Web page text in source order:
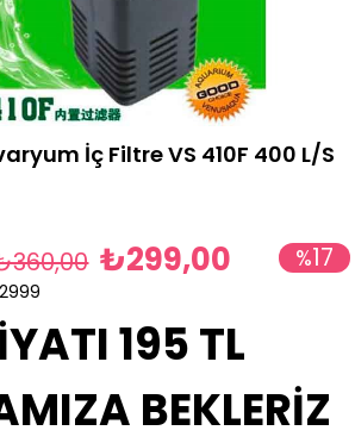
İç Filtre VS 410F 400 L/S
%17
₺299,00
195 TL
BEKLERİZ